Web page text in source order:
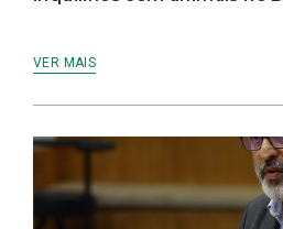
VER MAIS